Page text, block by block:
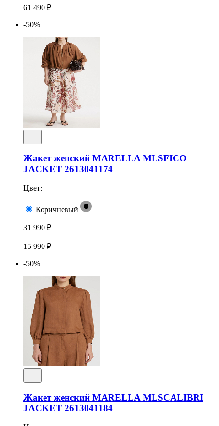
61 490 ₽
-50%
Жакет женский MARELLA MLSFICO
JACKET 2613041174
Цвет:
Коричневый
31 990 ₽
15 990 ₽
-50%
Жакет женский MARELLA MLSCALIBRI
JACKET 2613041184